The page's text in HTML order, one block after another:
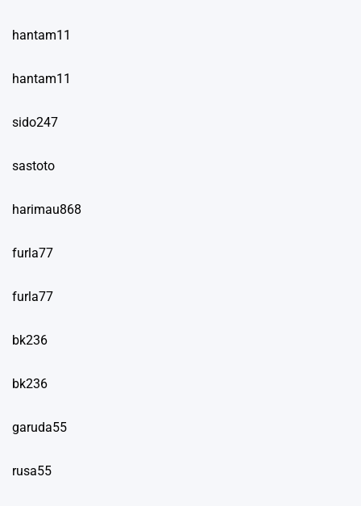
hantam11
hantam11
sido247
sastoto
harimau868
furla77
furla77
bk236
bk236
garuda55
rusa55